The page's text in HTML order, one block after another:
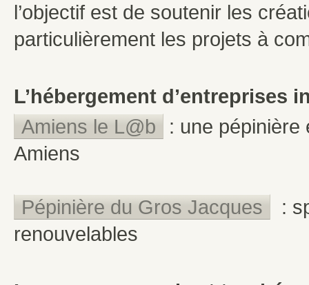
l’objectif est de soutenir les
particulièrement les projets à
L’hébergement d’entreprises
Amiens le L@b
: une pépinière
Amiens
Pépinière du Gros Jacques
:
renouvelables